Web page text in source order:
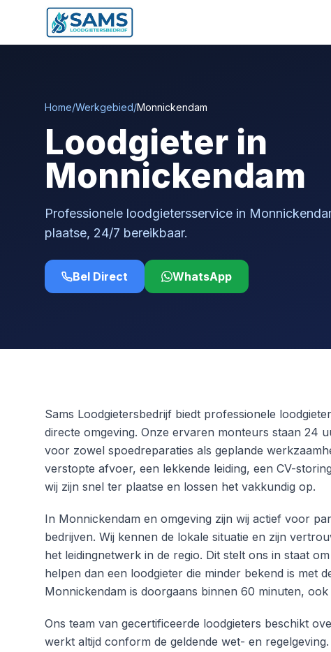
Home/Werkgebied/Monnickendam
Loodgieter in
Monnickendam
Professionele loodgietersservice in
plaatse, 24/7 bereikbaar.
Bel Direct WhatsApp
Sams Loodgietersbedrijf biedt professionele
directe omgeving. Onze ervaren monteurs staan 24
voor zowel spoedreparaties als geplande
verstopte afvoer, een lekkende leiding, een CV-
wij zijn snel ter plaatse en lossen het vakkundig op.
In Monnickendam en omgeving zijn wij actief voor
bedrijven. Wij kennen de lokale situatie en zijn
het leidingnetwerk in de regio. Dit stelt ons in staat
helpen dan een loodgieter die minder bekend is met
Monnickendam is doorgaans binnen 60 minuten, ook
Ons team van gecertificeerde loodgieters beschikt
werkt altijd conform de geldende wet- en